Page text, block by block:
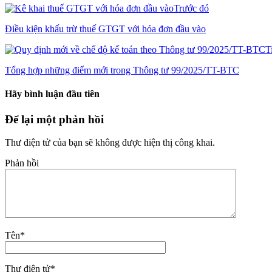
Trước đó
Điều kiện khấu trừ thuế GTGT với hóa đơn đầu vào
Tổng hợp những điểm mới trong Thông tư 99/2025/TT-BTC
Hãy bình luận đầu tiên
Để lại một phản hồi
Thư điện tử của bạn sẽ không được hiện thị công khai.
Phản hồi
Tên*
Thư điện tử*